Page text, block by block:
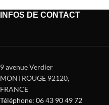
INFOS DE CONTACT
9 avenue Verdier
MONTROUGE 92120,
FRANCE
Téléphone: 06 43 90 49 72